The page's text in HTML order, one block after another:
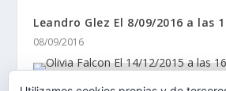
Leandro Glez El 8/09/2016 a las
08/09/2016